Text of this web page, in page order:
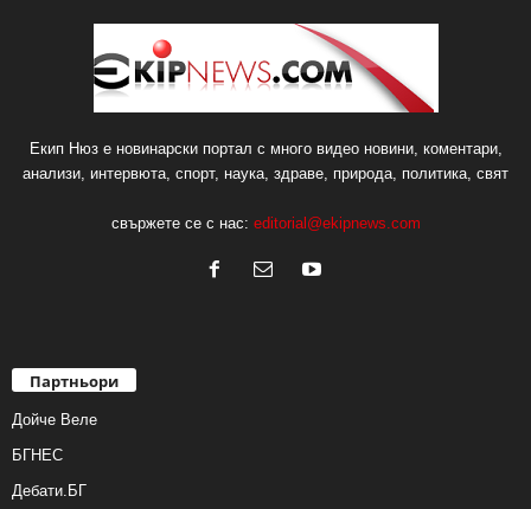
Екип Нюз е новинарски портал с много видео новини, коментари,
анализи, интервюта, спорт, наука, здраве, природа, политика, свят
свържете се с нас: editorial@ekipnews.com
Партньори
Дойче Веле
БГНЕС
Дебати.БГ